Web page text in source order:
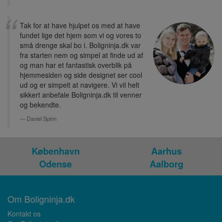
Tak for at have hjulpet os med at have
fundet lige det hjem som vi og vores to
små drenge skal bo i. Boligninja.dk var
fra starten nem og simpel at finde ud af
og man har et fantastisk overblik på
hjemmesiden og side designet ser cool
ud og er simpelt at navigere. Vi vil helt
sikkert anbefale Boligninja.dk til venner
og bekendte.
Daniel Spirin
København
Aarhus
Odense
Aalborg
Om Boligninja.dk
Kontakt os